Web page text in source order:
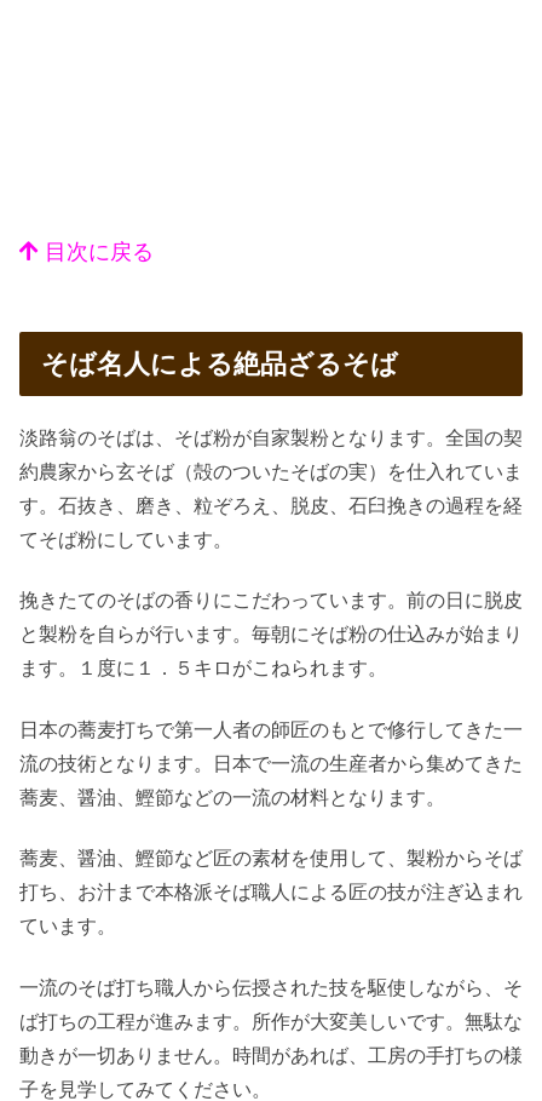
目次に戻る
そば名人による絶品ざるそば
淡路翁のそばは、そば粉が自家製粉となります。全国の契
約農家から玄そば（殻のついたそばの実）を仕入れていま
す。石抜き、磨き、粒ぞろえ、脱皮、石臼挽きの過程を経
てそば粉にしています。
挽きたてのそばの香りにこだわっています。前の日に脱皮
と製粉を自らが行います。毎朝にそば粉の仕込みが始まり
ます。１度に１．５キロがこねられます。
日本の蕎麦打ちで第一人者の師匠のもとで修行してきた一
流の技術となります。日本で一流の生産者から集めてきた
蕎麦、醤油、鰹節などの一流の材料となります。
蕎麦、醤油、鰹節など匠の素材を使用して、製粉からそば
打ち、お汁まで本格派そば職人による匠の技が注ぎ込まれ
ています。
一流のそば打ち職人から伝授された技を駆使しながら、そ
ば打ちの工程が進みます。所作が大変美しいです。無駄な
動きが一切ありません。時間があれば、工房の手打ちの様
子を見学してみてください。